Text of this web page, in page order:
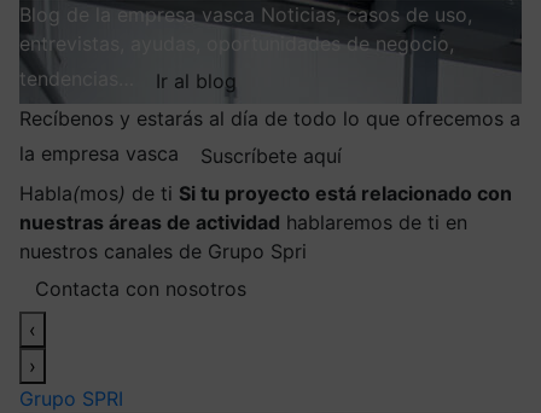
Blog de la empresa vasca Noticias, casos de uso,
entrevistas, ayudas, oportunidades de negocio,
tendencias…
Ir al blog
Recíbenos y estarás al día de todo lo que ofrecemos a
la empresa vasca
Suscríbete aquí
Habla(mos) de ti Si tu proyecto está relacionado con
nuestras áreas de actividad hablaremos de ti en
nuestros canales de Grupo Spri
Contacta con nosotros
‹
›
Grupo SPRI